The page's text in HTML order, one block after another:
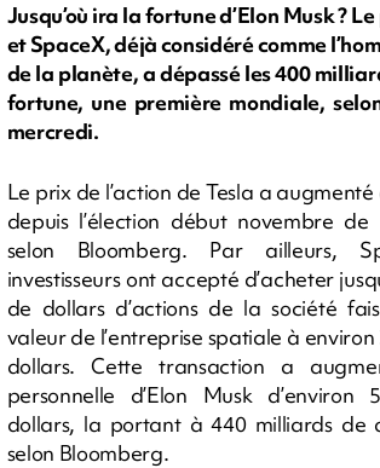
Jusqu’où ira la fortune d’Elon Musk ?
et SpaceX, déjà considéré comme
de la planète, a dépassé les 400
fortune, une première mondiale,
mercredi.
Le prix de l’action de Tesla a
depuis l’élection début novembre
selon Bloomberg. Par ailleurs,
investisseurs ont accepté d’acheter
de dollars d’actions de la société
valeur de l’entreprise spatiale à
dollars. Cette transaction a
personnelle d’Elon Musk d’environ
dollars, la portant à 440 milliards de
selon Bloomberg.